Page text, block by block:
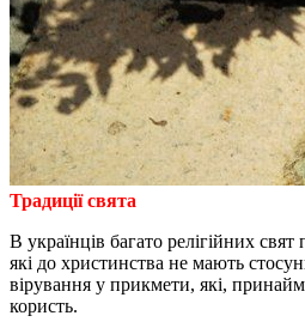
Традиції свята
В українців багато релігійних
які до христинства не мають
вірування у прикмети, які,
користь.